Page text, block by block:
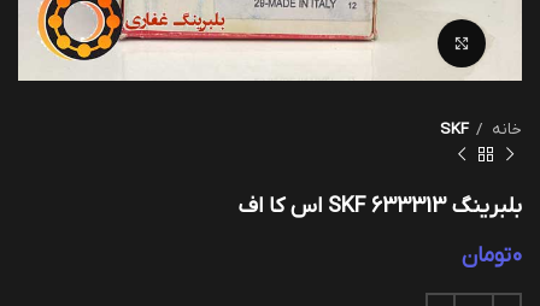
بزرگنمایی تصویر
خانه SKF
بلبرینگ 633313 SKF اس کا اف
0تومان